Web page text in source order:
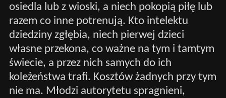
osiedla lub z wioski, a niech pokopią piłę lub
razem co inne potrenują. Kto intelektu
dziedziny zgłębia, niech pierwej dzieci
własne przekona, co ważne na tym i tamtym
świecie, a przez nich samych do ich
koleżeństwa trafi. Kosztów żadnych przy tym
nie ma. Młodzi autorytetu spragnieni,